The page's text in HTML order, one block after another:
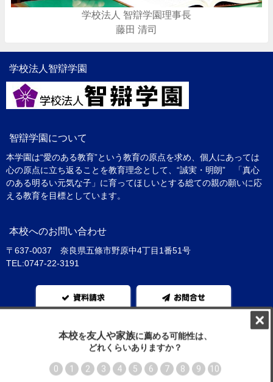
学校法人 智辯学園理事長
藤田 清司
学校法人智辯学園
智辯学園について
本学園は“愛のある教育”という教育の原点を求め、個人にあっては
心の原点に立ち返ることを教育理念として、“誠実・明朗” 「真心
のある明るい元気な子」に育ってほしいとする総ての親の願いに応
える教育を目標としています。
本校へのお問い合わせ
〒637-0037 奈良県五條市野原中4丁目1番51号
TEL:0747-22-3191
資料請求 お問合せ
教員募集 サイトマップ
プライバシーポリシー
いじめ防止基本方針 智辯学園 納入ネット
©2018 学校法人 智辯学園 All Rights Reserved.